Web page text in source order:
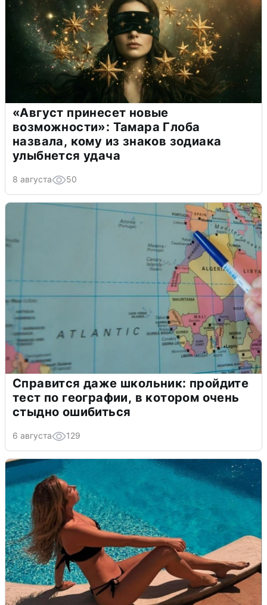
«Август принесет новые
возможности»: Тамара Глоба
назвала, кому из знаков зодиака
улыбнется удача
8 августа 50
Справится даже школьник: пройдите
тест по географии, в котором очень
стыдно ошибиться
6 августа 129